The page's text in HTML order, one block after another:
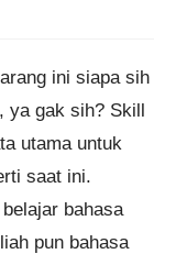
ini siapa sih
ya gak sih? Skill
utama untuk
saat ini.
bahasa
pun bahasa
2